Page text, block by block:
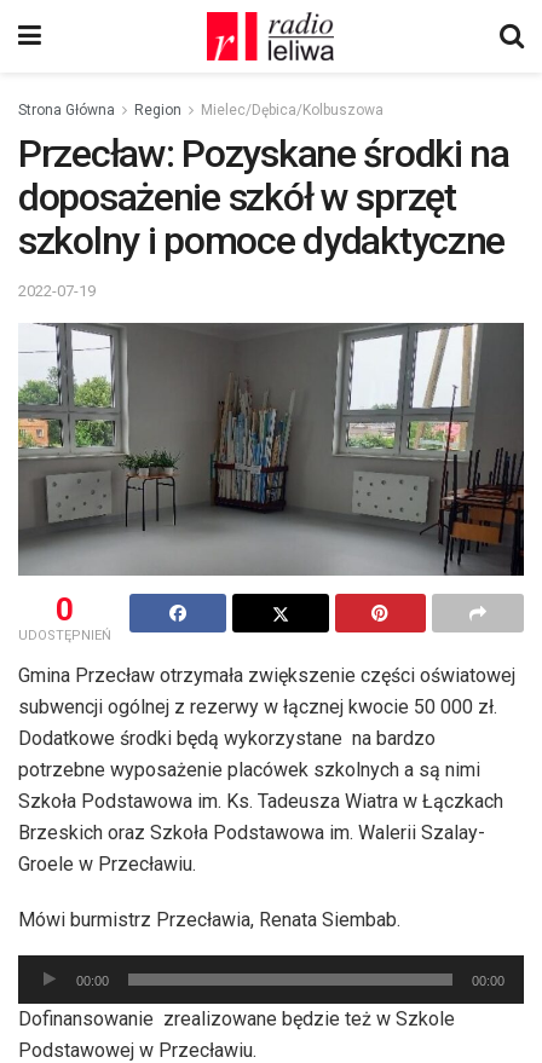
Strona Główna Region Mielec/Dębica/Kolbuszowa
Przecław: Pozyskane środki na
doposażenie szkół w sprzęt
szkolny i pomoce dydaktyczne
2022-07-19
0
UDOSTĘPNIEŃ
Gmina Przecław otrzymała zwiększenie części oświatowej
subwencji ogólnej z rezerwy w łącznej kwocie 50 000 zł.
Dodatkowe środki będą wykorzystane na bardzo
potrzebne wyposażenie placówek szkolnych a są nimi
Szkoła Podstawowa im. Ks. Tadeusza Wiatra w Łączkach
Brzeskich oraz Szkoła Podstawowa im. Walerii Szalay-
Groele w Przecławiu.
Mówi burmistrz Przecławia, Renata Siembab.
Odtwarzacz
plików
dźwiękowych
00:00 00:00
Dofinansowanie zrealizowane będzie też w Szkole
Podstawowej w Przecławiu.